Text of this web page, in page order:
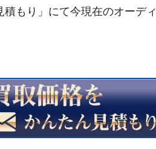
もり」にて今現在のオーディ